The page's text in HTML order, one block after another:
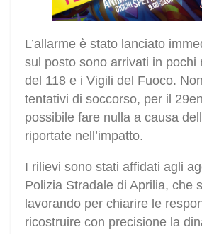
L’allarme è stato lanciato
sul posto sono arrivati in pochi
del 118 e i Vigili del Fuoco.
tentativi di soccorso, per il
possibile fare nulla a causa
riportate nell’impatto.
I rilievi sono stati affidati agli
Polizia Stradale di Aprilia, che
lavorando per chiarire le
ricostruire con precisione la